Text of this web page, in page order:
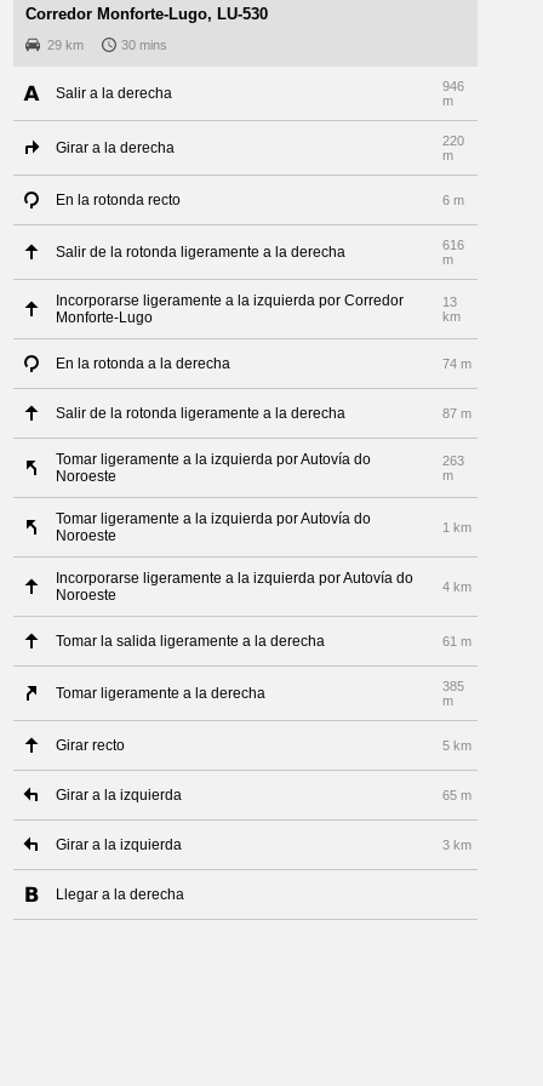
Corredor Monforte-Lugo, LU-530
29 km 30 mins
Salir a la derecha
946
m
Girar a la derecha
220
m
En la rotonda recto 6 m
Salir de la rotonda ligeramente a la derecha
616
m
Incorporarse ligeramente a la izquierda por Corredor
Monforte-Lugo
13
km
En la rotonda a la derecha 74 m
Salir de la rotonda ligeramente a la derecha 87 m
Tomar ligeramente a la izquierda por Autovía do
Noroeste
263
m
Tomar ligeramente a la izquierda por Autovía do
Noroeste
1 km
Incorporarse ligeramente a la izquierda por Autovía do
Noroeste
4 km
Tomar la salida ligeramente a la derecha 61 m
Tomar ligeramente a la derecha
385
m
Girar recto 5 km
Girar a la izquierda 65 m
Girar a la izquierda 3 km
Llegar a la derecha